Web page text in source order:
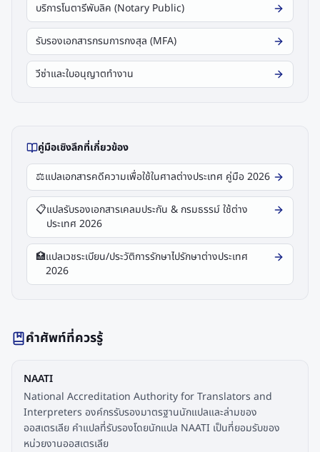
บริการโนตารีพับลิค (Notary Public)
รับรองเอกสารกรมการกงสุล (MFA)
วีซ่าและใบอนุญาตทำงาน
คู่มือเชิงลึกที่เกี่ยวข้อง
⚖️แปลเอกสารคดีความเพื่อใช้ในศาลต่างประเทศ คู่มือ 2026
📋แปลรับรองเอกสารเคลมประกัน & กรมธรรม์ ใช้ต่าง
ประเทศ 2026
🏥แปลเวชระเบียน/ประวัติการรักษาไปรักษาต่างประเทศ
2026
คำศัพท์ที่ควรรู้
NAATI
National Accreditation Authority for Translators and
Interpreters องค์กรรับรองมาตรฐานนักแปลและล่ามของ
ออสเตรเลีย คำแปลที่รับรองโดยนักแปล NAATI เป็นที่ยอมรับของ
หน่วยงานออสเตรเลีย